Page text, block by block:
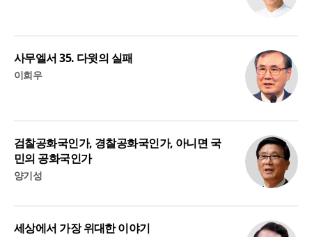
사무엘서 35. 다윗의 실패
이희우
검찰공화국인가, 경찰공화국인가, 아니면 국
민의 공화국인가
양기성
세상에서 가장 위대한 이야기